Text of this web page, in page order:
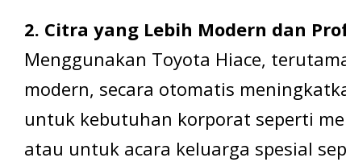
2. Citra yang Lebih Modern dan
Menggunakan Toyota Hiace,
modern, secara otomatis
untuk kebutuhan korporat seperti
atau untuk acara keluarga spesial